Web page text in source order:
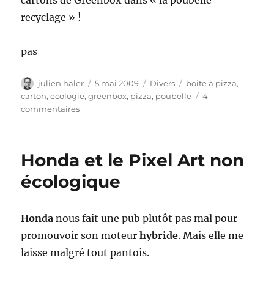
recyclage » !
pas
Auteur
julien haler
Publié
le
5 mai 2009 Catégories
Divers Étiquettes
boite à pizza,
carton,ecologie,greenbox, pizza, poubelle
4
commentairessur
pizza
écologique
Honda et le Pixel Art non
écologique
Hondanous fait une pub plutôt pas mal pour
promouvoir son moteurhybride. Mais elle me
laisse malgré tout pantois.